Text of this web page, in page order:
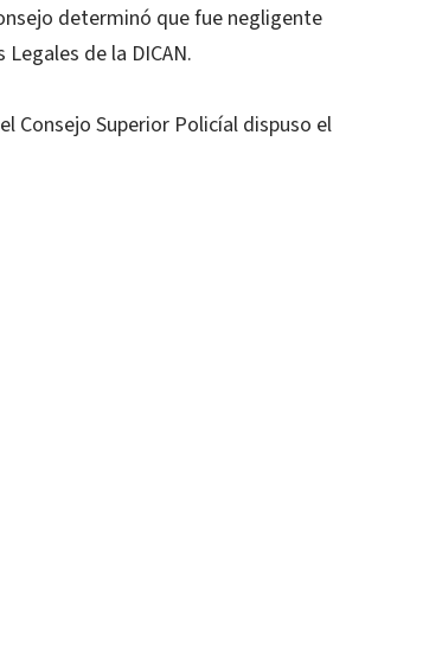
determinó que fue negligente
de la DICAN.
Consejo Superior Policíal dispuso el